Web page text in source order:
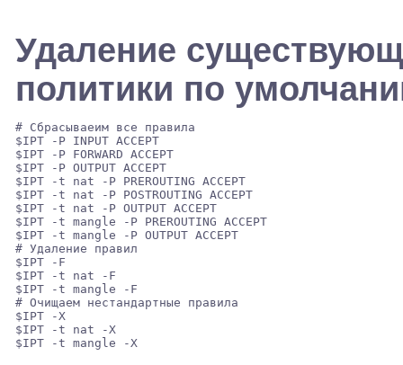
Удаление
политики по
# Сбрасываеим все правила
$IPT -P INPUT ACCEPT
$IPT -P FORWARD ACCEPT
$IPT -P OUTPUT ACCEPT
$IPT -t nat -P PREROUTING ACCEPT
$IPT -t nat -P POSTROUTING ACCEPT
$IPT -t nat -P OUTPUT ACCEPT
$IPT -t mangle -P PREROUTING ACCEPT
$IPT -t mangle -P OUTPUT ACCEPT
# Удаление правил
$IPT -F
$IPT -t nat -F
$IPT -t mangle -F
# Очищаем нестандартные правила
$IPT -X
$IPT -t nat -X